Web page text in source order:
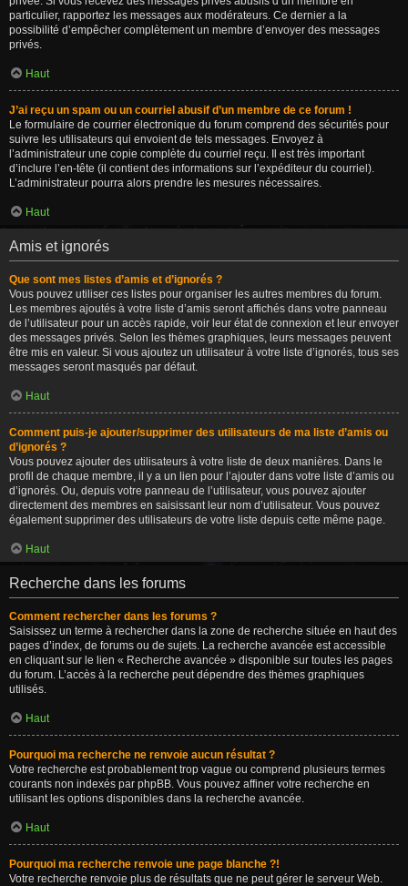
particulier, rapportez les messages aux modérateurs. Ce dernier a la
possibilité d’empêcher complètement un membre d’envoyer des messages
privés.
Haut
J’ai reçu un spam ou un courriel abusif d’un membre de ce forum !
Le formulaire de courrier électronique du forum comprend des sécurités pour
suivre les utilisateurs qui envoient de tels messages. Envoyez à
l’administrateur une copie complète du courriel reçu. Il est très important
d’inclure l’en-tête (il contient des informations sur l’expéditeur du courriel).
L’administrateur pourra alors prendre les mesures nécessaires.
Haut
Amis et ignorés
Que sont mes listes d’amis et d’ignorés ?
Vous pouvez utiliser ces listes pour organiser les autres membres du forum.
Les membres ajoutés à votre liste d’amis seront affichés dans votre panneau
de l’utilisateur pour un accès rapide, voir leur état de connexion et leur envoyer
des messages privés. Selon les thèmes graphiques, leurs messages peuvent
être mis en valeur. Si vous ajoutez un utilisateur à votre liste d’ignorés, tous ses
messages seront masqués par défaut.
Haut
Comment puis-je ajouter/supprimer des utilisateurs de ma liste d’amis ou
d’ignorés ?
Vous pouvez ajouter des utilisateurs à votre liste de deux manières. Dans le
profil de chaque membre, il y a un lien pour l’ajouter dans votre liste d’amis ou
d’ignorés. Ou, depuis votre panneau de l’utilisateur, vous pouvez ajouter
directement des membres en saisissant leur nom d’utilisateur. Vous pouvez
également supprimer des utilisateurs de votre liste depuis cette même page.
Haut
Recherche dans les forums
Comment rechercher dans les forums ?
Saisissez un terme à rechercher dans la zone de recherche située en haut des
pages d’index, de forums ou de sujets. La recherche avancée est accessible
en cliquant sur le lien « Recherche avancée » disponible sur toutes les pages
du forum. L’accès à la recherche peut dépendre des thèmes graphiques
utilisés.
Haut
Pourquoi ma recherche ne renvoie aucun résultat ?
Votre recherche est probablement trop vague ou comprend plusieurs termes
courants non indexés par phpBB. Vous pouvez affiner votre recherche en
utilisant les options disponibles dans la recherche avancée.
Haut
Pourquoi ma recherche renvoie une page blanche ?!
Votre recherche renvoie plus de résultats que ne peut gérer le serveur Web.